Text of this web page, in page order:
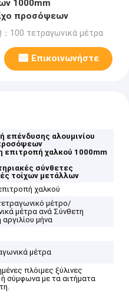
1000mm
προσόψεων
：100 τετραγωνικά μέτρα
Επικοινωνήστε
επένδυσης αλουμινίου
επιτροπή χαλκού 1000mm
σύνθετες
τοίχων μετάλλων
χαλκού
μέτρο/
μέτρα ανά Σύνθετη
μήνα
μέτρα
πλόιμες ξύλινες
σύμφωνα με τα αιτήματα